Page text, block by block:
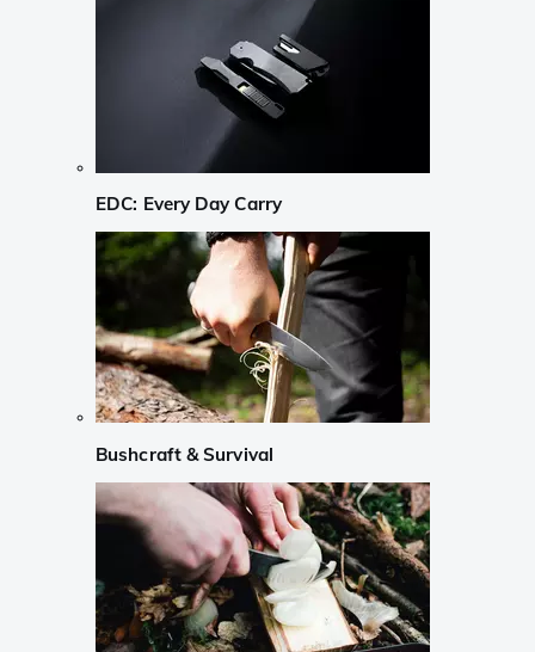
EDC: Every Day Carry
Bushcraft & Survival